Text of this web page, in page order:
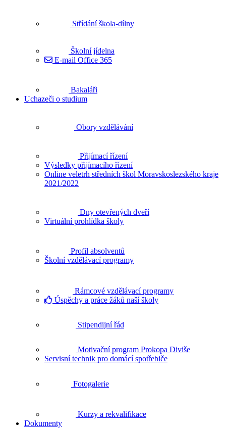
Střídání škola-dílny
Školní jídelna
E-mail Office 365
Bakaláři
Uchazeči o studium
Obory vzdělávání
Přijímací řízení
Výsledky přijímacího řízení
Online veletrh středních škol Moravskoslezského kraje
2021/2022
Dny otevřených dveří
Virtuální prohlídka školy
Profil absolventů
Školní vzdělávací programy
Rámcové vzdělávací programy
Úspěchy a práce žáků naší školy
Stipendijní řád
Motivační program Prokopa Diviše
Servisní technik pro domácí spotřebiče
Fotogalerie
Kurzy a rekvalifikace
Dokumenty